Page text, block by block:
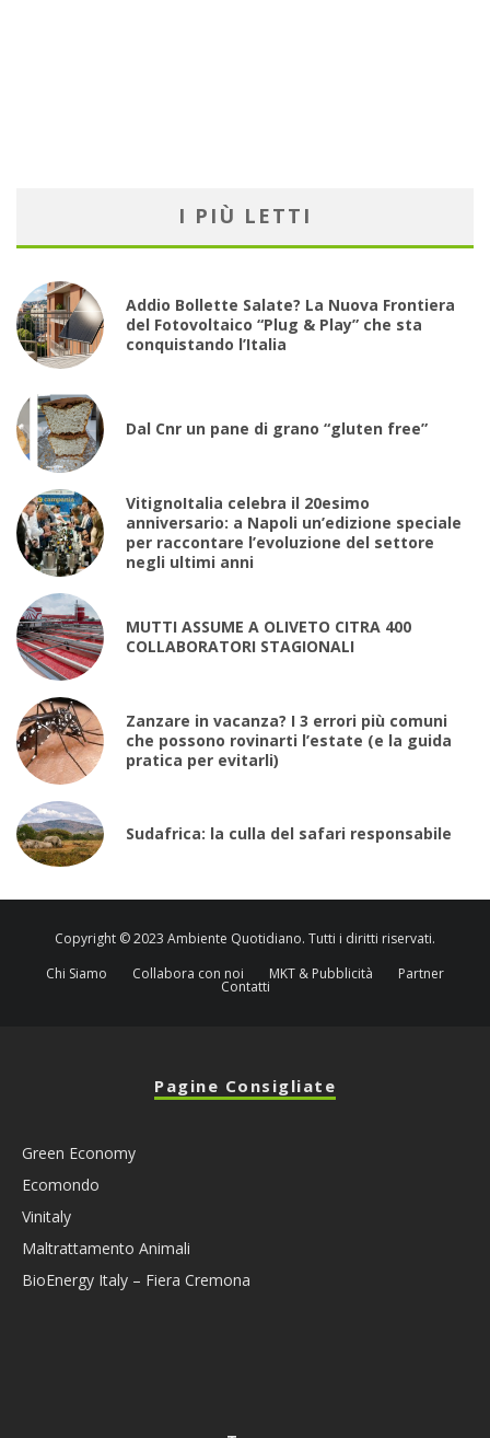
I PIÙ LETTI
Addio Bollette Salate? La Nuova Frontiera
del Fotovoltaico “Plug & Play” che sta
conquistando l’Italia
Dal Cnr un pane di grano “gluten free”
VitignoItalia celebra il 20esimo
anniversario: a Napoli un’edizione speciale
per raccontare l’evoluzione del settore
negli ultimi anni
MUTTI ASSUME A OLIVETO CITRA 400
COLLABORATORI STAGIONALI
Zanzare in vacanza? I 3 errori più comuni
che possono rovinarti l’estate (e la guida
pratica per evitarli)
Sudafrica: la culla del safari responsabile
Copyright © 2023 Ambiente Quotidiano. Tutti i diritti riservati.
Chi Siamo
Collabora con noi MKT & Pubblicità Partner
Contatti
Pagine Consigliate
Green Economy
Ecomondo
Vinitaly
Maltrattamento Animali
BioEnergy Italy – Fiera Cremona